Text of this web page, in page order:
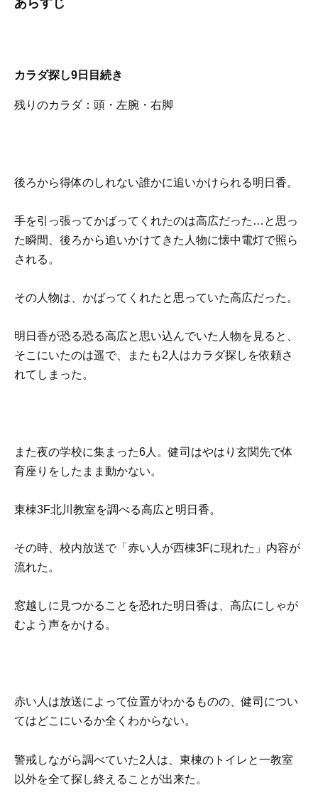
あらすじ
カラダ探し9日目続き
残りのカラダ：頭・左腕・右脚
後ろから得体のしれない誰かに追いかけられる明日香。
手を引っ張ってかばってくれたのは高広だった…と思っ
た瞬間、後ろから追いかけてきた人物に懐中電灯で照ら
される。
その人物は、かばってくれたと思っていた高広だった。
明日香が恐る恐る高広と思い込んでいた人物を見ると、
そこにいたのは遥で、またも2人はカラダ探しを依頼さ
れてしまった。
また夜の学校に集まった6人。健司はやはり玄関先で体
育座りをしたまま動かない。
東棟3F北川教室を調べる高広と明日香。
その時、校内放送で「赤い人が西棟3Fに現れた」内容が
流れた。
窓越しに見つかることを恐れた明日香は、高広にしゃが
むよう声をかける。
赤い人は放送によって位置がわかるものの、健司につい
てはどこにいるか全くわからない。
警戒しながら調べていた2人は、東棟のトイレと一教室
以外を全て探し終えることが出来た。